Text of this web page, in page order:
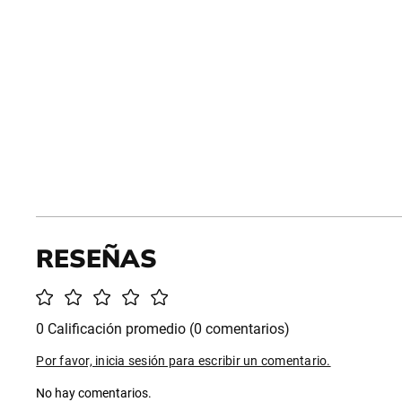
0 Calificación promedio (0 comentarios)
Por favor, inicia sesión para escribir un comentario.
No hay comentarios.